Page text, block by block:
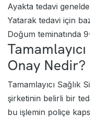
Ayakta tedavi
Yatarak tedavi için
Doğum teminatında
Onay Nedir?
Tamamlayıcı Sağlık
şirketinin belirli bir
bu işlemin poliçe